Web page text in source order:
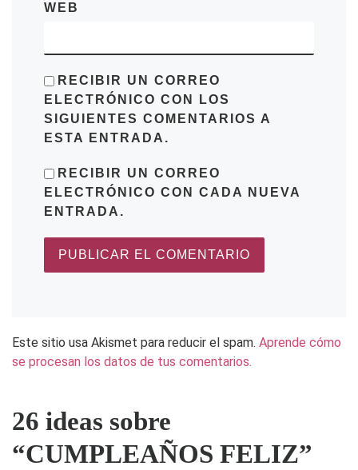
WEB
RECIBIR UN CORREO
ELECTRÓNICO CON LOS
SIGUIENTES COMENTARIOS A
ESTA ENTRADA.
RECIBIR UN CORREO
ELECTRÓNICO CON CADA NUEVA
ENTRADA.
Este sitio usa Akismet para reducir el spam. Aprende cómo
se procesan los datos de tus comentarios.
26 ideas sobre
“CUMPLEAÑOS FELIZ”